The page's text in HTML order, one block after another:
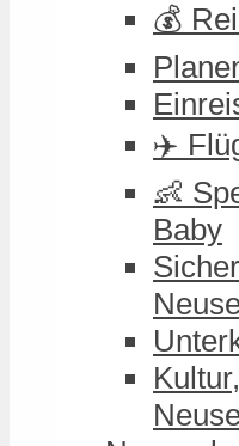
💰
✈️
👶
Baby